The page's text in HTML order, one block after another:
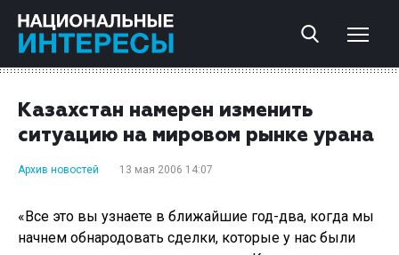
Казахстан намерен изменить
ситуацию на мировом рынке урана
Архив новостей 13 мая 2006 14:07
«Все это вы узнаете в ближайшие год-два, когда мы
начнем обнародовать сделки, которые у нас были